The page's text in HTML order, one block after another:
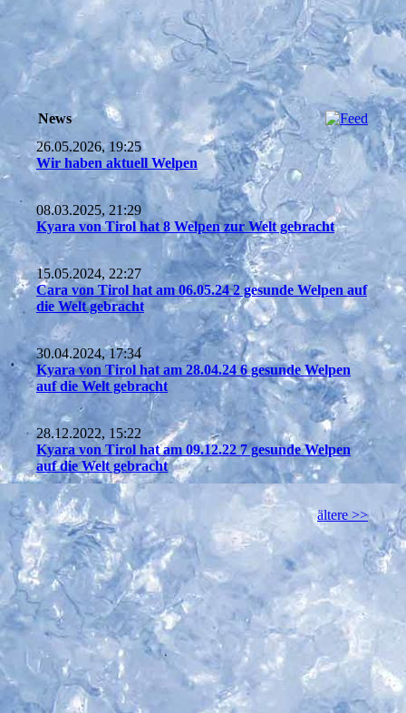
News
26.05.2026, 19:25
Wir haben aktuell Welpen
08.03.2025, 21:29
Kyara von Tirol hat 8 Welpen zur Welt gebracht
15.05.2024, 22:27
Cara von Tirol hat am 06.05.24 2 gesunde Welpen auf
die Welt gebracht
30.04.2024, 17:34
Kyara von Tirol hat am 28.04.24 6 gesunde Welpen
auf die Welt gebracht
28.12.2022, 15:22
Kyara von Tirol hat am 09.12.22 7 gesunde Welpen
auf die Welt gebracht
ältere >>